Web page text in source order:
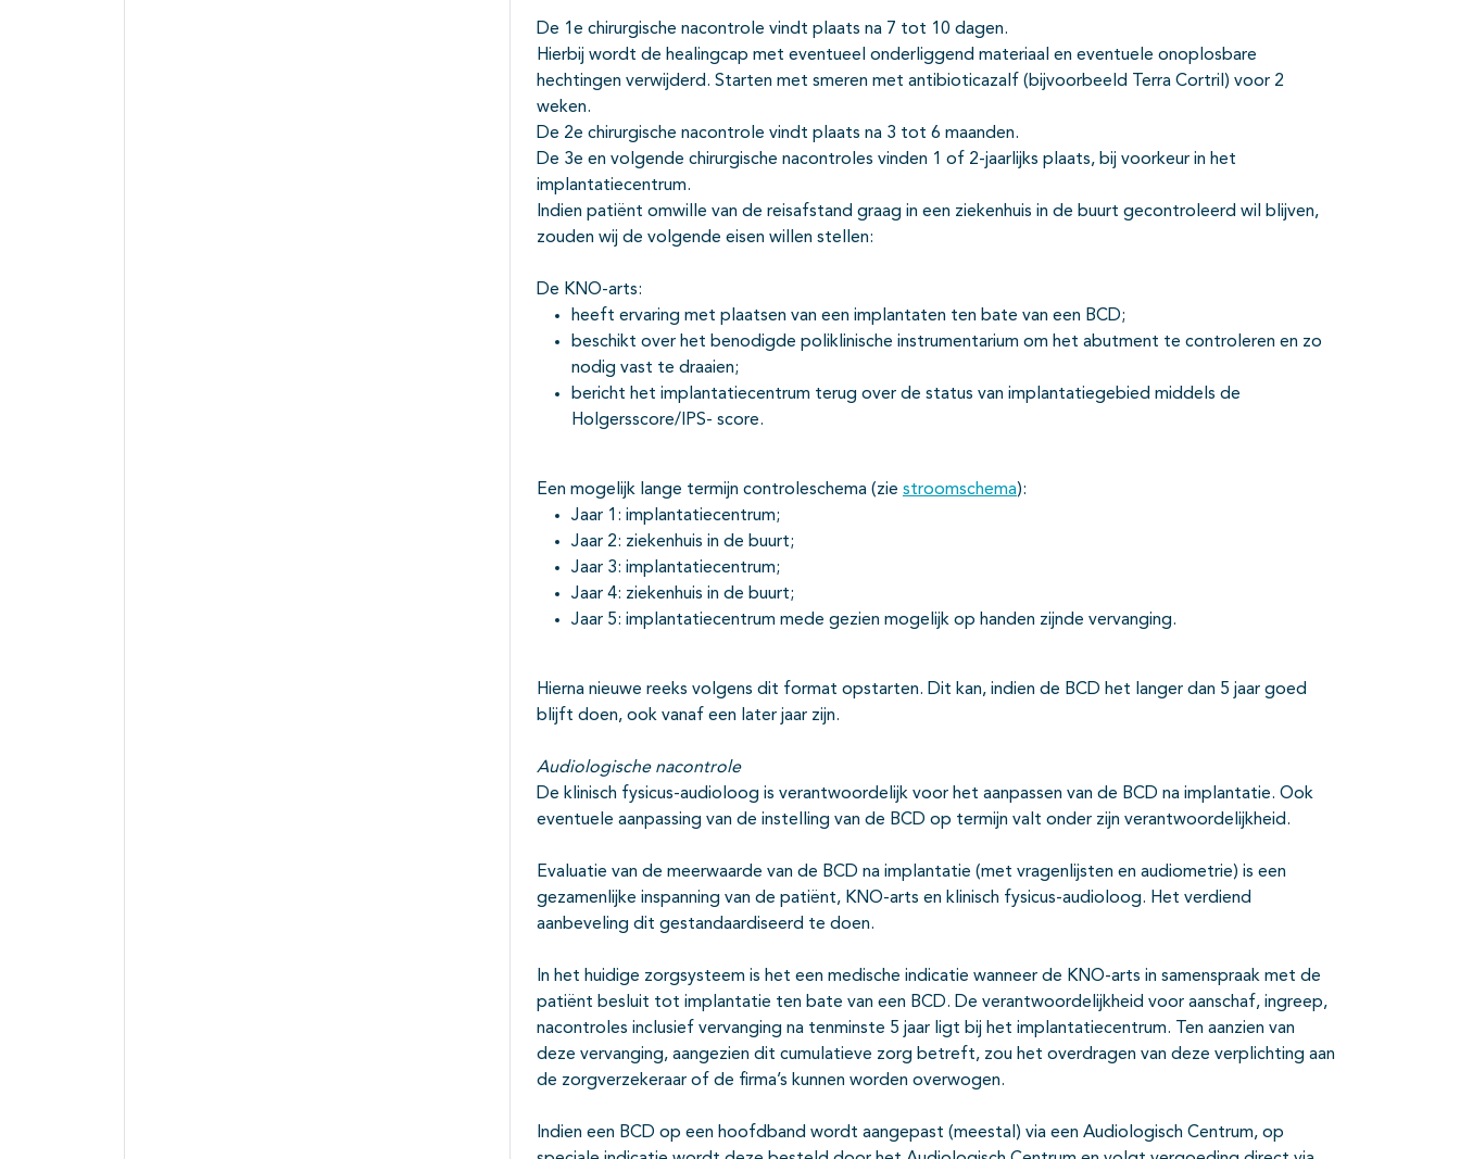
De 1e chirurgische nacontrole vindt plaats na 7 tot 10 dagen.
Hierbij wordt de healingcap met eventueel onderliggend materiaal en eventuele onoplosbare
hechtingen verwijderd. Starten met smeren met antibioticazalf (bijvoorbeeld Terra Cortril) voor 2
weken.
De 2e chirurgische nacontrole vindt plaats na 3 tot 6 maanden.
De 3e en volgende chirurgische nacontroles vinden 1 of 2-jaarlijks plaats, bij voorkeur in het
implantatiecentrum.
Indien patiënt omwille van de reisafstand graag in een ziekenhuis in de buurt gecontroleerd wil blijven,
zouden wij de volgende eisen willen stellen:
De KNO-arts:
heeft ervaring met plaatsen van een implantaten ten bate van een BCD;
beschikt over het benodigde poliklinische instrumentarium om het abutment te controleren en zo
nodig vast te draaien;
bericht het implantatiecentrum terug over de status van implantatiegebied middels de
Holgersscore/IPS- score.
Een mogelijk lange termijn controleschema (zie stroomschema):
Jaar 1: implantatiecentrum;
Jaar 2: ziekenhuis in de buurt;
Jaar 3: implantatiecentrum;
Jaar 4: ziekenhuis in de buurt;
Jaar 5: implantatiecentrum mede gezien mogelijk op handen zijnde vervanging.
Hierna nieuwe reeks volgens dit format opstarten. Dit kan, indien de BCD het langer dan 5 jaar goed
blijft doen, ook vanaf een later jaar zijn.
Audiologische nacontrole
De klinisch fysicus-audioloog is verantwoordelijk voor het aanpassen van de BCD na implantatie. Ook
eventuele aanpassing van de instelling van de BCD op termijn valt onder zijn verantwoordelijkheid.
Evaluatie van de meerwaarde van de BCD na implantatie (met vragenlijsten en audiometrie) is een
gezamenlijke inspanning van de patiënt, KNO-arts en klinisch fysicus-audioloog. Het verdiend
aanbeveling dit gestandaardiseerd te doen.
In het huidige zorgsysteem is het een medische indicatie wanneer de KNO-arts in samenspraak met de
patiënt besluit tot implantatie ten bate van een BCD. De verantwoordelijkheid voor aanschaf, ingreep,
nacontroles inclusief vervanging na tenminste 5 jaar ligt bij het implantatiecentrum. Ten aanzien van
deze vervanging, aangezien dit cumulatieve zorg betreft, zou het overdragen van deze verplichting aan
de zorgverzekeraar of de firma’s kunnen worden overwogen.
Indien een BCD op een hoofdband wordt aangepast (meestal) via een Audiologisch Centrum, op